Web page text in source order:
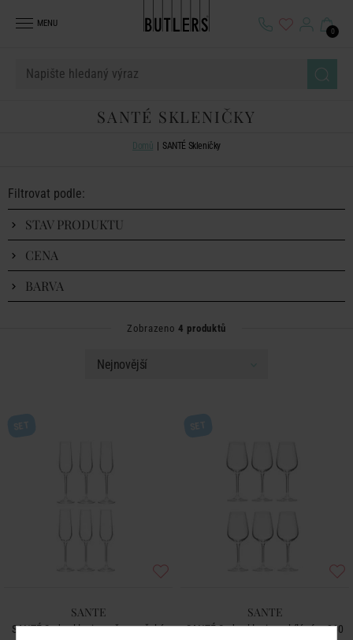
MENU
0
SANTÉ SKLENIČKY
Domů SANTÉ Skleničky
Filtrovat podle:
STAV PRODUKTU
CENA
BARVA
Zobrazeno 4 produktů
SANTE
SANTÉ Sada sklenic na šampaňské
SANTE
SANTÉ Sada sklenic na bílé víno 360